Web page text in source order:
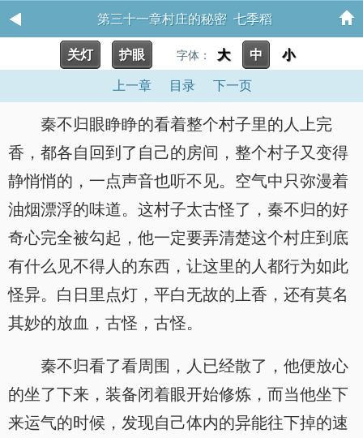
第三十一章村庄的秘密 七季稻
关灯 护眼 字体： 大 中 小
上一章 目录 下一页
秦不归眼睁睁的看着整个村子里的人上完
香，都各自回到了自己的房间，整个村子又变得
静悄悄的，一点声音也听不见。空气中只弥漫着
油烟漂浮的味道。这村子太古怪了，秦不归的好
奇心完全被勾起，他一定要弄清楚这个村庄到底
有什么见不得人的东西，让这里的人都行为如此
怪异。白日里点灯，平白无故的上香，还有莫名
其妙的放血，古怪，古怪。
秦不归看了看周围，人已经散了，他便放心
的坐了下来，装备闭着眼开始修炼，而当他坐下
来运气的时候，发现自己体内的异能往下掉的速